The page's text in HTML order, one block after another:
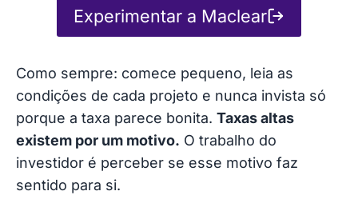
Experimentar a Maclear
Como sempre: comece pequeno, leia as
condições de cada projeto e nunca invista só
porque a taxa parece bonita. Taxas altas
existem por um motivo. O trabalho do
investidor é perceber se esse motivo faz
sentido para si.